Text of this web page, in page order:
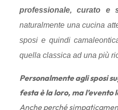
professionale, curato e
naturalmente una cucina
sposi e quindi
quella classica ad una più
Personalmente agli sposi
festa è la loro, ma l’evento
Anche perché